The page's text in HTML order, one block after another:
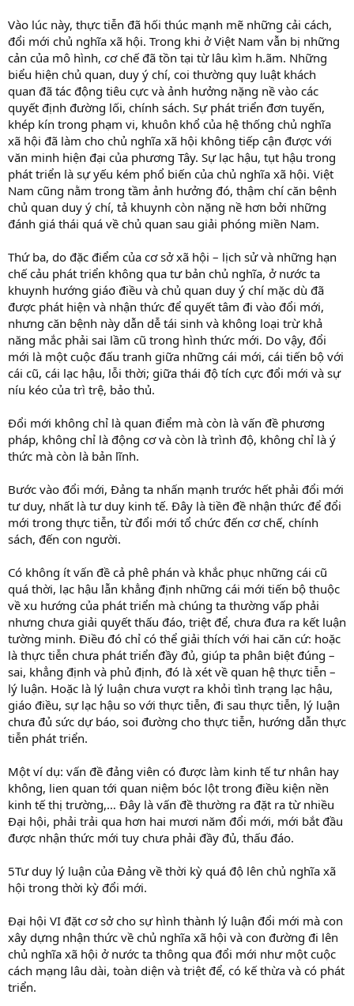
Vào lúc này, thực tiễn đã hối thúc mạnh mẽ những cải cách,
đổi mới chủ nghĩa xã hội. Trong khi ở Việt Nam vẫn bị những
cản của mô hình, cơ chế đã tồn tại từ lâu kìm h.ãm. Những
biểu hiện chủ quan, duy ý chí, coi thường quy luật khách
quan đã tác động tiêu cực và ảnh hưởng nặng nề vào các
quyết định đường lối, chính sách. Sự phát triển đơn tuyến,
khép kín trong phạm vi, khuôn khổ của hệ thống chủ nghĩa
xã hội đã làm cho chủ nghĩa xã hội không tiếp cận được với
văn minh hiện đại của phương Tây. Sự lạc hậu, tụt hậu trong
phát triển là sự yếu kém phổ biến của chủ nghĩa xã hội. Việt
Nam cũng nằm trong tầm ảnh hưởng đó, thậm chí căn bệnh
chủ quan duy ý chí, tả khuynh còn nặng nề hơn bởi những
đánh giá thái quá về chủ quan sau giải phóng miền Nam.
Thứ ba, do đặc điểm của cơ sở xã hội – lịch sử và những hạn
chế cảu phát triển không qua tư bản chủ nghĩa, ở nước ta
khuynh hướng giáo điều và chủ quan duy ý chí mặc dù đã
được phát hiện và nhận thức để quyết tâm đi vào đổi mới,
nhưng căn bệnh này dẫn dễ tái sinh và không loại trừ khả
năng mắc phải sai lầm cũ trong hình thức mới. Do vậy, đổi
mới là một cuộc đấu tranh giữa những cái mới, cái tiến bộ với
cái cũ, cái lạc hậu, lỗi thời; giữa thái độ tích cực đổi mới và sự
níu kéo của trì trệ, bảo thủ.
Đổi mới không chỉ là quan điểm mà còn là vấn đề phương
pháp, không chỉ là động cơ và còn là trình độ, không chỉ là ý
thức mà còn là bản lĩnh.
Bước vào đổi mới, Đảng ta nhấn mạnh trước hết phải đổi mới
tư duy, nhất là tư duy kinh tế. Đây là tiền đề nhận thức để đổi
mới trong thực tiễn, từ đổi mới tổ chức đến cơ chế, chính
sách, đến con người.
Có không ít vấn đề cả phê phán và khắc phục những cái cũ
quá thời, lạc hậu lẫn khẳng định những cái mới tiến bộ thuộc
về xu hướng của phát triển mà chúng ta thường vấp phải
nhưng chưa giải quyết thấu đáo, triệt để, chưa đưa ra kết luận
tường minh. Điều đó chỉ có thể giải thích với hai căn cứ: hoặc
là thực tiễn chưa phát triển đầy đủ, giúp ta phân biệt đúng –
sai, khẳng định và phủ định, đó là xét về quan hệ thực tiễn –
lý luận. Hoặc là lý luận chưa vượt ra khỏi tình trạng lạc hậu,
giáo điều, sự lạc hậu so với thực tiễn, đi sau thực tiễn, lý luận
chưa đủ sức dự báo, soi đường cho thực tiễn, hướng dẫn thực
tiễn phát triển.
Một ví dụ: vấn đề đảng viên có được làm kinh tế tư nhân hay
không, lien quan tới quan niệm bóc lột trong điều kiện nền
kinh tế thị trường,… Đây là vấn đề thường ra đặt ra từ nhiều
Đại hội, phải trải qua hơn hai mươi năm đổi mới, mới bắt đầu
được nhận thức mới tuy chưa phải đầy đủ, thấu đáo.
5Tư duy lý luận của Đảng về thời kỳ quá độ lên chủ nghĩa xã
hội trong thời kỳ đổi mới.
Đại hội VI đặt cơ sở cho sự hình thành lý luận đổi mới mà con
xây dựng nhận thức về chủ nghĩa xã hội và con đường đi lên
chủ nghĩa xã hội ở nước ta thông qua đổi mới như một cuộc
cách mạng lâu dài, toàn diện và triệt để, có kế thừa và có phát
triển.